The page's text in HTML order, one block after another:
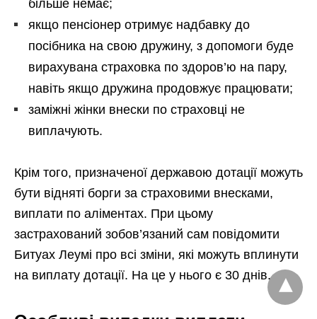
більше немає;
якщо пенсіонер отримує надбавку до
посібника на свою дружину, з допомоги буде
вирахувана страховка по здоров’ю на пару,
навіть якщо дружина продовжує працювати;
заміжні жінки внески по страховці не
виплачують.
Крім того, призначеної державою дотації можуть
бути відняті борги за страховими внесками,
виплати по аліментах. При цьому
застрахований зобов’язаний сам повідомити
Битуах Леумі про всі зміни, які можуть вплинути
на виплату дотації. На це у нього є 30 днів.